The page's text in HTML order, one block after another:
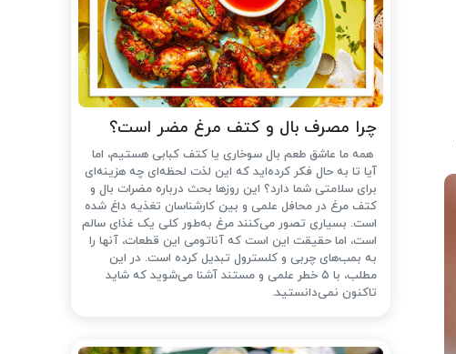
چرا مصرف بال و کتف مرغ مضر است؟
همه ما عاشق طعم بال سوخاری یا کتف کبابی هستیم، اما
آیا تا به حال فکر کرده‌اید که این لذت لحظه‌ای چه هزینه‌ای
برای سلامتی شما دارد؟ این روزها بحث درباره مضرات بال و
کتف مرغ در محافل علمی و بین کارشناسان تغذیه داغ شده
است. بسیاری تصور می‌کنند مرغ به‌طور کلی یک غذای سالم
است، اما حقیقت این است که آناتومی این قطعات، آنها را
به بمب‌های چربی و کلسترول تبدیل کرده است. در این
مطلب، با ۵ خطر علمی و مستند آشنا می‌شوید که شاید
تاکنون نمی‌دانستید.